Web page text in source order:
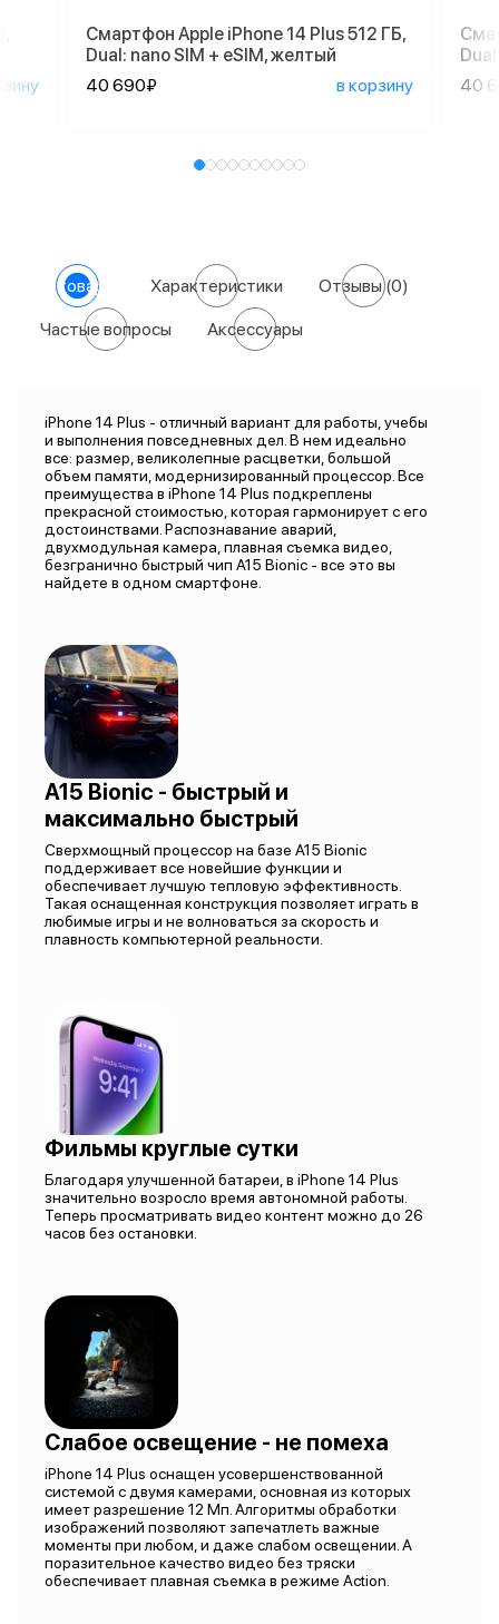
Смартфон Apple iPhone 14 Plus 512 ГБ,
Dual: nano SIM + eSIM, желтый
40 690₽
в корзину
40
О товаре Характеристики Отзывы(0)
Частые вопросы Аксессуары
iPhone 14 Plus - отличный вариант для работы, учебы
и выполнения повседневных дел. В нем идеально
все: размер, великолепные расцветки, большой
объем памяти, модернизированный процессор. Все
преимущества в iPhone 14 Plus подкреплены
прекрасной стоимостью, которая гармонирует с его
достоинствами. Распознавание аварий,
двухмодульная камера, плавная съемка видео,
безгранично быстрый чип A15 Bionic - все это вы
найдете в одном смартфоне.
A15 Bionic - быстрый и
максимально быстрый
Сверхмощный процессор на базе A15 Bionic
поддерживает все новейшие функции и
обеспечивает лучшую тепловую эффективность.
Такая оснащенная конструкция позволяет играть в
любимые игры и не волноваться за скорость и
плавность компьютерной реальности.
Фильмы круглые сутки
Благодаря улучшенной батареи, в iPhone 14 Plus
значительно возросло время автономной работы.
Теперь просматривать видео контент можно до 26
часов без остановки.
Слабое освещение - не помеха
iPhone 14 Plus оснащен усовершенствованной
системой с двумя камерами, основная из которых
имеет разрешение 12 Мп. Алгоритмы обработки
изображений позволяют запечатлеть важные
моменты при любом, и даже слабом освещении. А
поразительное качество видео без тряски
обеспечивает плавная съемка в режиме Action.